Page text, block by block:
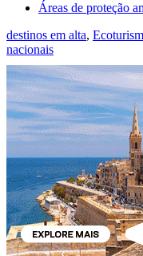
Áreas de proteção
destinos em alta,
nacionais